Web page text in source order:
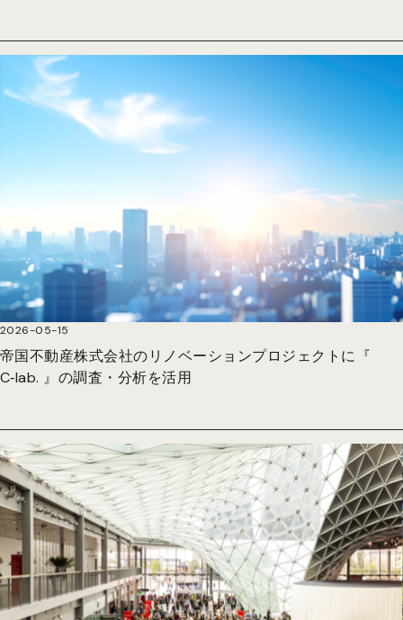
2026-05-15
帝国不動産株式会社のリノベーションプロジェクトに『
C‑lab. 』の調査・分析を活用